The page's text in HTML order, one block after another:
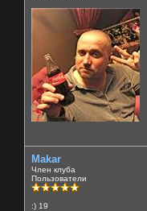
Makar
Член клуба
Пользователи
:) 19